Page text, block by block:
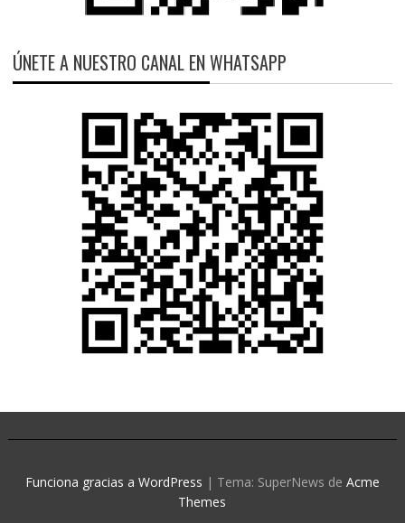
ÚNETE A NUESTRO CANAL EN WHATSAPP
Funciona gracias a WordPress | Tema: SuperNews de Acme
Themes